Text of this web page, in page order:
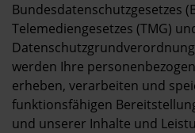
Bundesdatenschutzgesetzes
Telemediengesetzes (TMG)
Datenschutzgrundverordnung
werden Ihre
erheben, verarbeiten und
funktionsfähigen
und unserer Inhalte und